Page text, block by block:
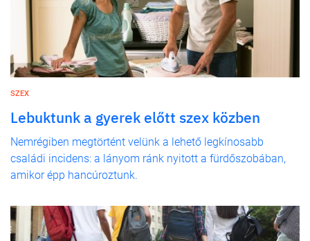
SZEX
Lebuktunk a gyerek előtt szex közben
Nemrégiben megtörtént velünk a lehető legkínosabb
családi incidens: a lányom ránk nyitott a fürdőszobában,
amikor épp hancúroztunk.